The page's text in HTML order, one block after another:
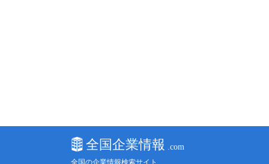
全国の企業情報検索サイト